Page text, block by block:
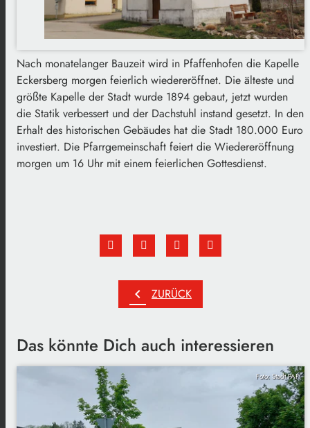
Nach monatelanger Bauzeit wird in Pfaffenhofen die Kapelle
Eckersberg morgen feierlich wiedereröffnet. Die älteste und
größte Kapelle der Stadt wurde 1894 gebaut, jetzt wurden
die Statik verbessert und der Dachstuhl instand gesetzt. In den
Erhalt des historischen Gebäudes hat die Stadt 180.000 Euro
investiert. Die Pfarrgemeinschaft feiert die Wiedereröffnung
morgen um 16 Uhr mit einem feierlichen Gottesdienst.
chevron_left ZURÜCK
Das könnte Dich auch interessieren
Foto: Stadt PAF